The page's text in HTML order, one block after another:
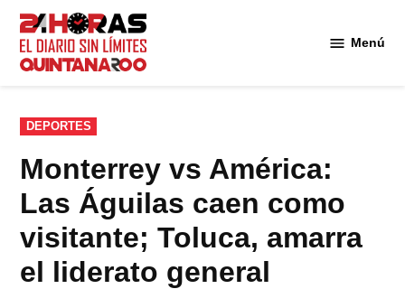
Saltar
contenido
Menú
PUBLICADO
EN
DEPORTES
Monterrey vs América:
Las Águilas caen como
visitante; Toluca, amarra
el liderato general